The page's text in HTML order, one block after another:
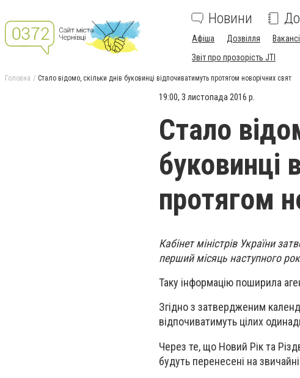
Новини
Афіша Дозвілля
Звіт про прозорість JTI
Головна Стало відомо, скільки днів буковинці відпочиватимуть протягом новорічних свят
19:00, 3 листопада 2016 р.
Стало
буковинці
протягом
Кабінет міністрів України
перший місяць наступного
Таку інформацію поширила
Згідно з затвердженим
відпочиватимуть цілих
Через те, що Новий Рік та
будуть перенесені на